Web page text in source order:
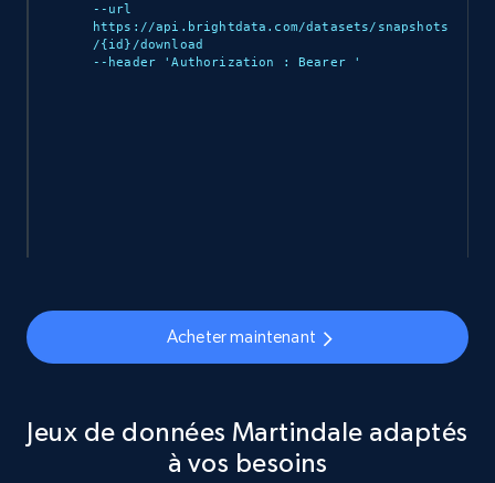
Social media
4.4K+ 432+ Buy Now
--url
https://api.brightdata.com/datasets/snapshots
/{id}/download
--header 'Authorization : Bearer
'
Acheter maintenant
Jeux de données Martindale adaptés
à vos besoins